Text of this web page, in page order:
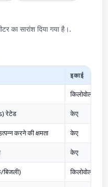
का सारांश दिया गया है।.
इकाई
किलोवोल्ट
रेटेड केए
करने की क्षमता केए
केए
बिजली) किलोवोल्ट